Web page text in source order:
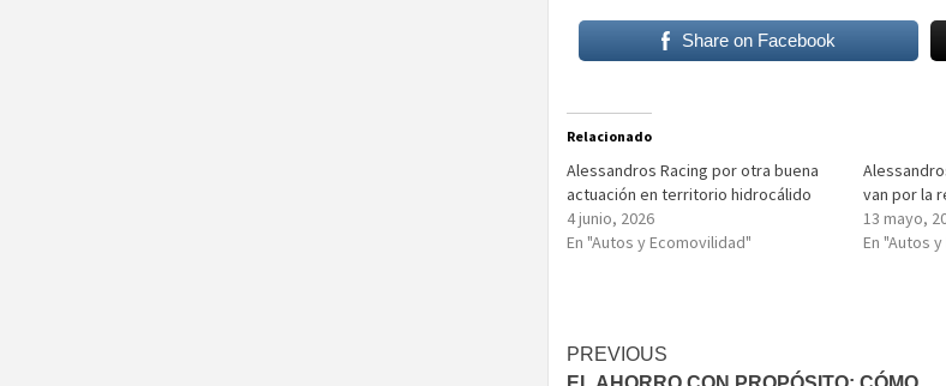
Share on Facebook
Relacionado
Alessandros Racing por otra buena
actuación en territorio hidrocálido
4 junio, 2026
En "Autos y Ecomovilidad"
van por la
13 mayo,
En "Autos
Post
PREVIOUS